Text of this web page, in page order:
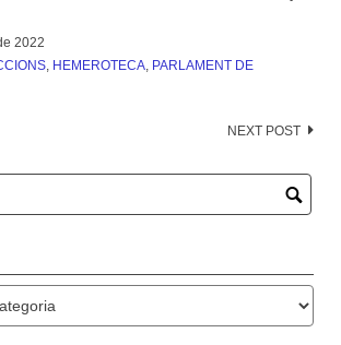
2022
HEMEROTECA PARLAMENT DE
NEXT POST